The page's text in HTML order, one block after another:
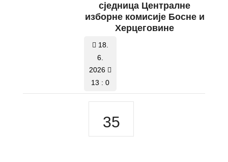
сједница Централне
изборне комисије Босне и
Херцеговине
18.
6.
2026
13 : 0
35